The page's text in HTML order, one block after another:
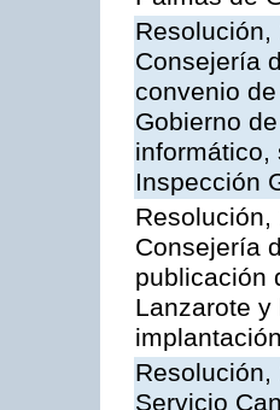
Consejería
convenio
Gobierno
informático,
Inspección
Consejería
publicación
Lanzarote
Servicio